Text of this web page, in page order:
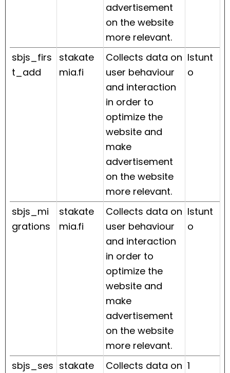
advertisement
on the website
more relevant.
sbjs_firs
t_add
stakate
mia.fi
Collects data on
user behaviour
and interaction
in order to
optimize the
website and
make
advertisement
on the website
more relevant.
Istunt
o
sbjs_mi
grations
stakate
mia.fi
Collects data on
user behaviour
and interaction
in order to
optimize the
website and
make
advertisement
on the website
more relevant.
Istunt
o
sbjs_ses stakate
Collects data on 1